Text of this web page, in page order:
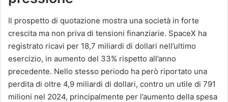
Il prospetto di quotazione mostra una società in forte
crescita ma non priva di tensioni finanziarie. SpaceX ha
registrato ricavi per 18,7 miliardi di dollari nell’ultimo
esercizio, in aumento del 33% rispetto all’anno
precedente. Nello stesso periodo ha però riportato una
perdita di oltre 4,9 miliardi di dollari, contro un utile di 791
milioni nel 2024, principalmente per l’aumento della spesa